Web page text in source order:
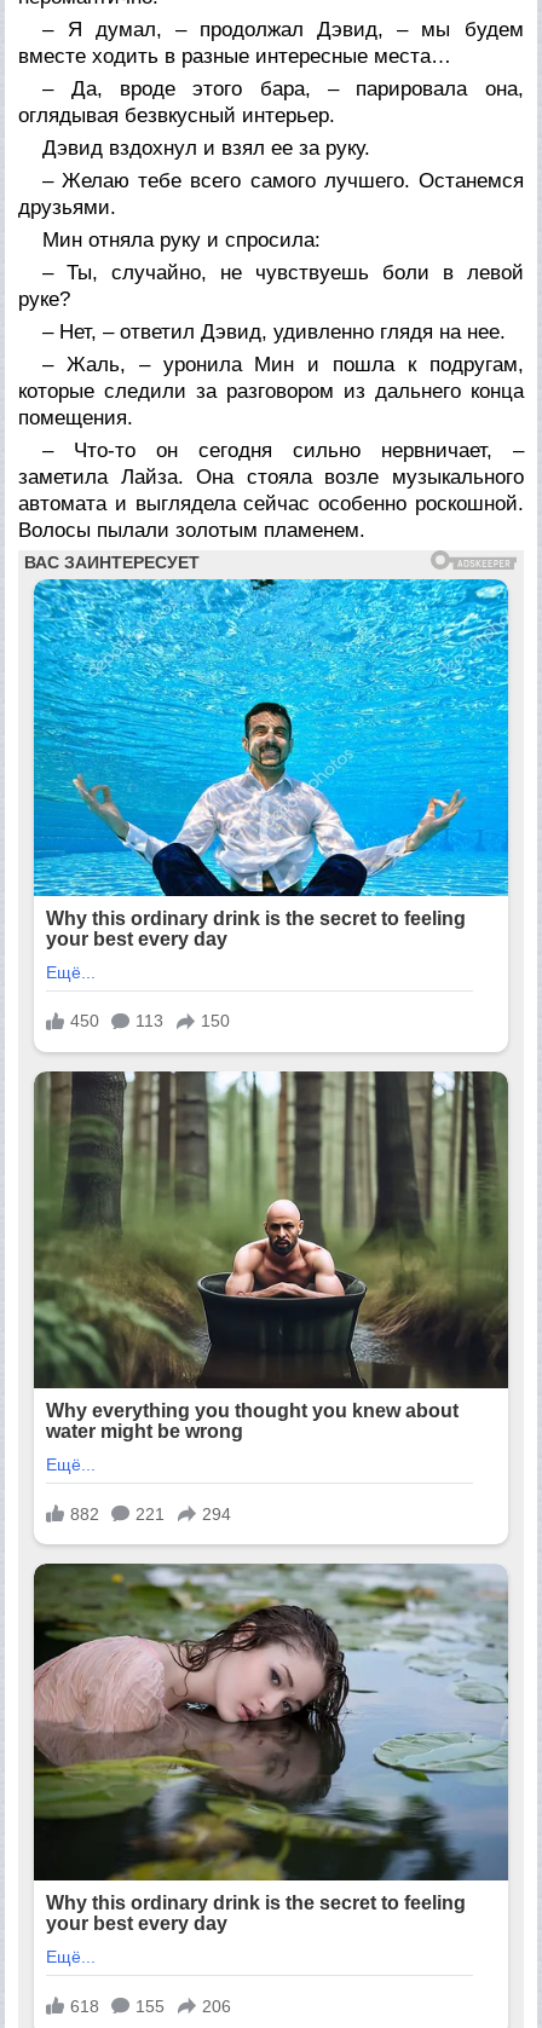
– Я думал, – продолжал Дэвид, – мы будем
вместе ходить в разные интересные места…
– Да, вроде этого бара, – парировала она,
оглядывая безвкусный интерьер.
Дэвид вздохнул и взял ее за руку.
– Желаю тебе всего самого лучшего. Останемся
друзьями.
Мин отняла руку и спросила:
– Ты, случайно, не чувствуешь боли в левой
руке?
– Нет, – ответил Дэвид, удивленно глядя на нее.
– Жаль, – уронила Мин и пошла к подругам,
которые следили за разговором из дальнего конца
помещения.
– Что-то он сегодня сильно нервничает, –
заметила Лайза. Она стояла возле музыкального
автомата и выглядела сейчас особенно роскошной.
Волосы пылали золотым пламенем.